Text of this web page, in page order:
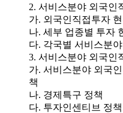
2. 서비스분야 외국인
가. 외국인직접투자
나. 세부 업종별 투자
다. 각국별 서비스분
3. 서비스분야 외국인
가. 서비스분야 외국
책
나. 경제특구 정책
다. 투자인센티브 정책